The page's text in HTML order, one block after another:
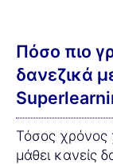
Πόσο πιο
δανεζικά
Τόσος χρόνος
μάθει κανείς